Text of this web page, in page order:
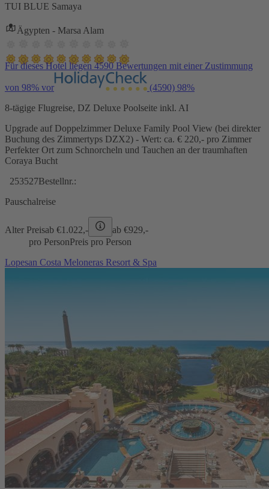
TUI BLUE Samaya
Ägypten - Marsa Alam
Für dieses Hotel liegen 4590 Bewertungen mit einer Zustimmung
von 98% vor (4590) 98%
8-tägige Flugreise, DZ Deluxe Poolseite inkl. AI
Upgrade auf Doppelzimmer Deluxe Family Pool View (bei direkter
Buchung des Zimmertyps DZX2) - Wert: ca. € 220,- pro Zimmer
Perfekter Ort zum Schnorcheln und Tauchen an der traumhaften
Coraya Bucht
253527Bestellnr.:
Pauschalreise
Alter Preisab €1.022,- ab €929,-
pro PersonPreis pro Person
Lopesan Costa Meloneras Resort & Spa